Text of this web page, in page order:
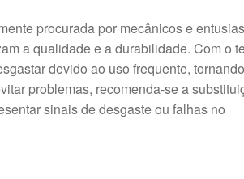
procurada por mecânicos e
a qualidade e a durabilidade. Com o
devido ao uso frequente,
problemas, recomenda-se a
sinais de desgaste ou falhas no